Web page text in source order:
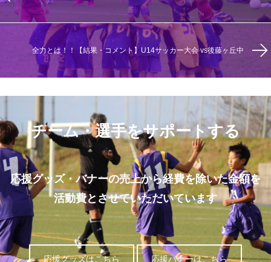
全力とは！！【結果・コメント】U14サッカー大会 vs後藤ヶ丘中
チーム・選手をサポートする
応援グッズ・バナーの売上から経費を除いた金額を
活動費とさせていただいています
応援グッズはこちら 応援バナーはこちら